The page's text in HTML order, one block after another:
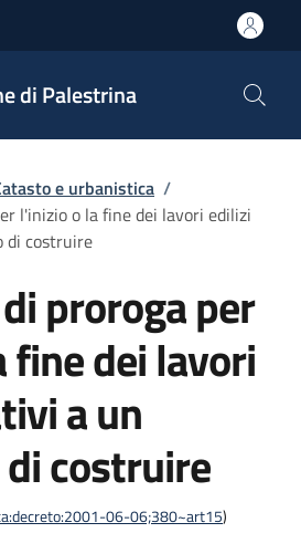
di Palestrina
e urbanistica /
l'inizio o la fine dei lavori edilizi
di costruire
proroga per
fine dei lavori
a un
costruire
06-06;380~art15)